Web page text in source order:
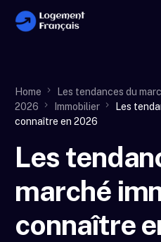
Home
Les tendances du
2026
Immobilier
Les
connaître en 2026
Les
marché
connaître